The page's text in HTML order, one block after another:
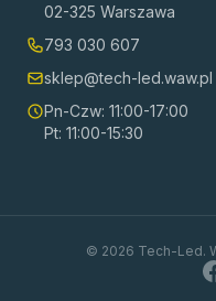
02-325 Warszawa
793 030 607
sklep@tech-led.waw.pl
Pn-Czw: 11:00-17:00
Pt: 11:00-15:30
© 2026 Tech-Led.